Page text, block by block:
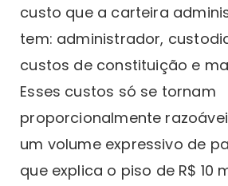
custo que a carteira
tem: administrador,
custos de constituição e
Esses custos só se tornam
proporcionalmente
um volume expressivo de
que explica o piso de R$ 10